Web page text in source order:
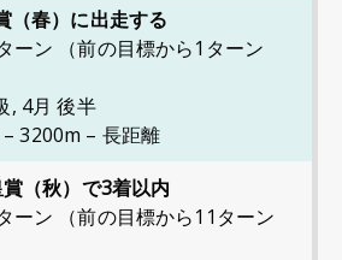
（春）に出走する
ーン （前の目標から1ターン
, 4月 後半
3200m – 長距離
（秋）で3着以内
ーン （前の目標から11ターン